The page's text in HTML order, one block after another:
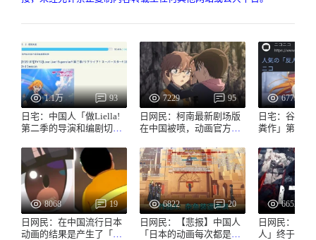
1.1万 93
日宅：中国人「做Liella!
第二季的导演和编剧切腹
8068 19
日网民：在中国流行日本
动画的结果是产生了「胖
7229 95
日网民：柯南最新剧场版
在中国被喷，动画官方回
6822 20
日网民：【悲报】中国人
「日本的动画每次都是一
6779
日宅：谷歌
粪作」第一
6652
日网民：【
人」终于被